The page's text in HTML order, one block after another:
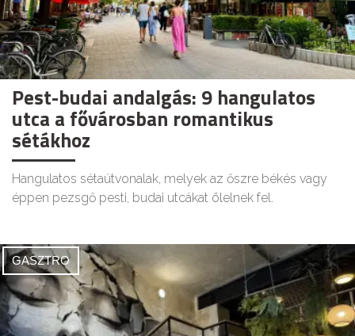
Pest-budai andalgás: 9 hangulatos
utca a fővárosban romantikus
sétákhoz
Hangulatos sétaútvonalak, melyek az őszre békés vagy
éppen pezsgő pesti, budai utcákat ölelnek fel.
GASZTRO